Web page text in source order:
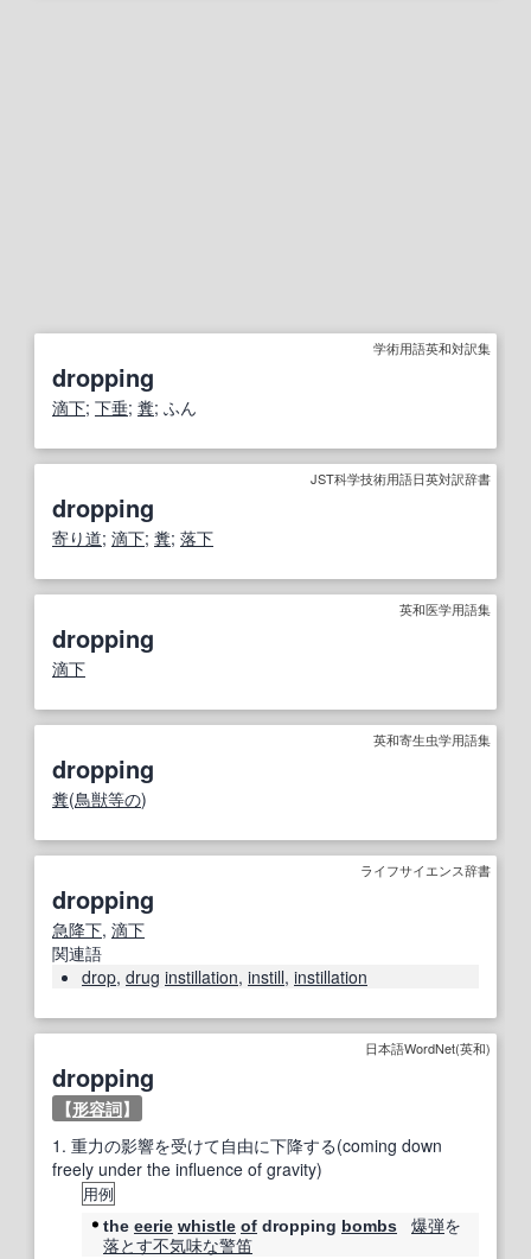
学術用語英和対訳集
dropping
滴下; 下垂; 糞; ふん
JST科学技術用語日英対訳辞書
dropping
寄り道; 滴下; 糞; 落下
英和医学用語集
dropping
滴下
英和寄生虫学用語集
dropping
糞(鳥獣等の)
ライフサイエンス辞書
dropping
急降下, 滴下
関連語
drop, drug instillation, instill, instillation
日本語WordNet(英和)
dropping
【形容詞】
1. 重力の影響を受けて自由に下降する(coming down
freely under the influence of gravity)
用例
the eerie whistle of dropping bombs 爆弾を
落とす不気味な警笛